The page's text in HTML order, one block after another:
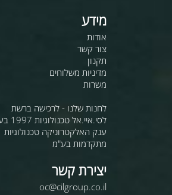
מידע
אודות
צור קשר
תקנון
מדיניות משלוחים
משרות
לחנות שלנו - לרכישה ברשת
לסי.איי.אל טכנולוגיות 1997 בע"מ
ענק האלקטרוניקה טכנולוגיות
מתקדמות בע"מ
יצירת קשר
oc@cilgroup.co.il